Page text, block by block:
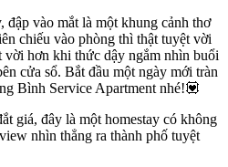
vào mắt là một khung cảnh thơ
chiếu vào phòng thì thật tuyệt vời
vời hơn khi thức dậy ngắm nhìn buổi
cửa sổ. Bắt đầu một ngày mới tràn
Bình Service Apartment nhé!💟
giá, đây là một homestay có không
nhìn thẳng ra thành phố tuyệt